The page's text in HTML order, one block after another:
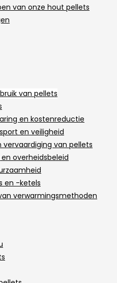
van onze hout pellets
van pellets
en kostenreductie
en veiligheid
vervaardiging van pellets
overheidsbeleid
en -ketels
verwarmingsmethoden